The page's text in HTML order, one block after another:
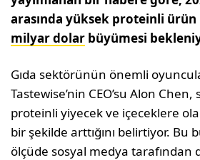
arasında yüksek proteinli ürün
milyar dolar büyümesi
Gıda sektörünün önemli
Tastewise’nin CEO’su Alon
proteinli yiyecek ve içeceklere
bir şekilde arttığını belirtiyor.
ölçüde sosyal medya tarafından